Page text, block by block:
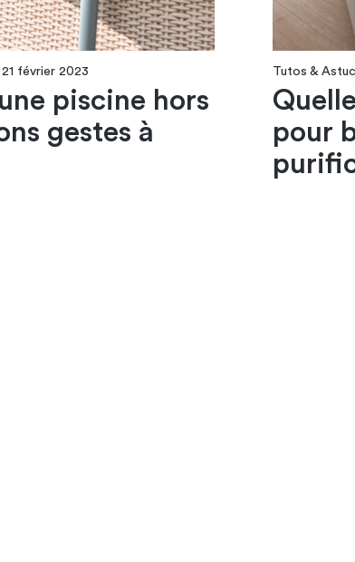
21 février 2023
piscine hors
gestes à
Tutos &
pour